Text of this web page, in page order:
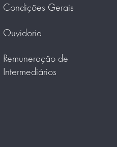
Condições Gerais
Ouvidoria
Remuneração de
Intermediários